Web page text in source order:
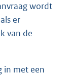
wordt
er
van de
in met een